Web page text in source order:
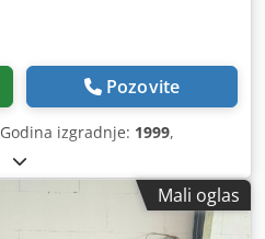
Pozovite
izgradnje: 1999,
Mali oglas